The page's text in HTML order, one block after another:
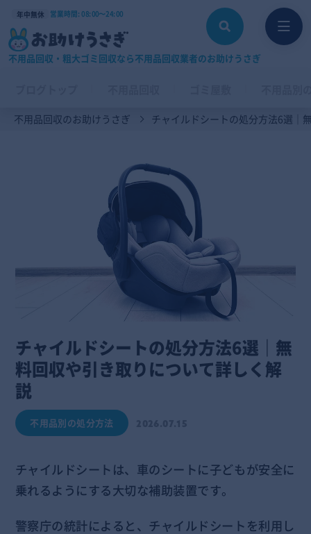
年中無休 営業時間: 08:00〜24:00
不用品回収・粗大ゴミ回収なら不用品回収業者のお助けうさぎ
不用品回収のお助けうさぎ チャイルドシートの処分方法6選｜
チャイルドシートの処分方法6選｜無
料回収や引き取りについて詳しく解
説
不用品別の処分方法
チャイルドシートは、車のシートに子どもが安全に
乗れるようにする大切な補助装置です。
警察庁の統計によると、チャイルドシートを利用し